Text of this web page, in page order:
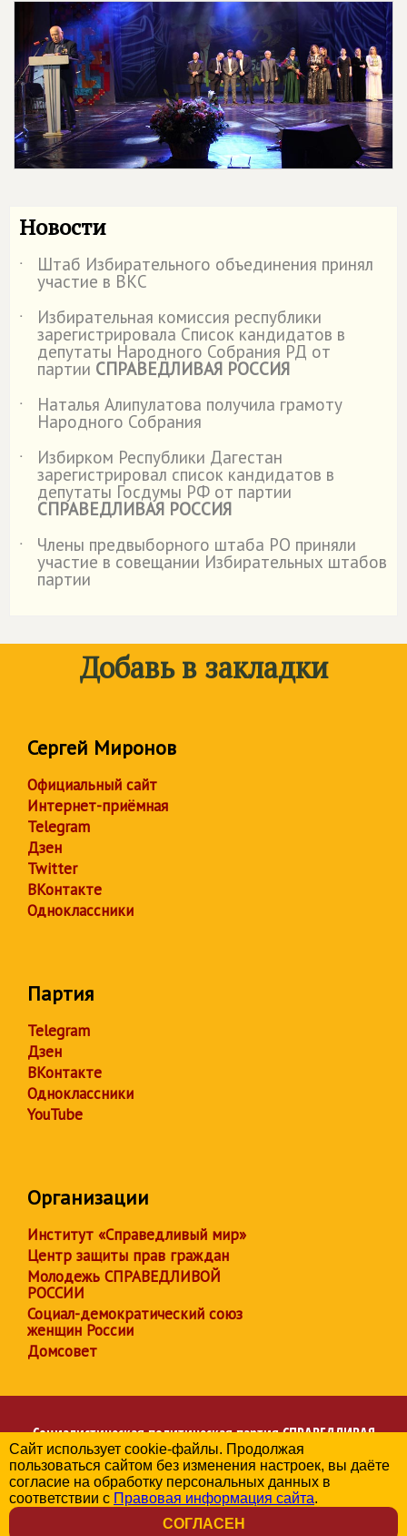
Новости
˙ Штаб Избирательного объединения принял
участие в ВКС
˙
Избирательная комиссия республики
зарегистрировала Список кандидатов в
депутаты Народного Собрания РД от
партии СПРАВЕДЛИВАЯ РОССИЯ
˙
Наталья Алипулатова получила грамоту
Народного Собрания
˙
Избирком Республики Дагестан
зарегистрировал список кандидатов в
депутаты Госдумы РФ от партии
СПРАВЕДЛИВАЯ РОССИЯ
˙
Члены предвыборного штаба РО приняли
участие в совещании Избирательных штабов
партии
Добавь в закладки
Сергей Миронов
Официальный сайт
Интернет-приёмная
Telegram
Дзен
Twitter
ВКонтакте
Одноклассники
Партия
Telegram
Дзен
ВКонтакте
Одноклассники
YouTube
Организации
Институт «Справедливый мир»
Центр защиты прав граждан
Молодежь СПРАВЕДЛИВОЙ
РОССИИ
Социал-демократический союз
женщин России
Домсовет
Социалистическая политическая партияСПРАВЕДЛИВАЯ
РОССИЯ
Региональное отделение партии в Республике Дагестан
© 2006-2026
Политика в отношении обработки персональных данных
Сайт использует cookie-файлы. Продолжая
пользоваться сайтом без изменения настроек, вы даёте
согласие на обработку персональных данных в
соответствии с Правовая информация сайта.
СОГЛАСЕН